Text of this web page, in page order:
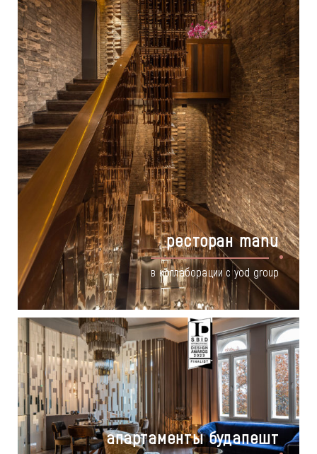
ресторан manu
в коллаборации с yod group
апартаменты будапешт